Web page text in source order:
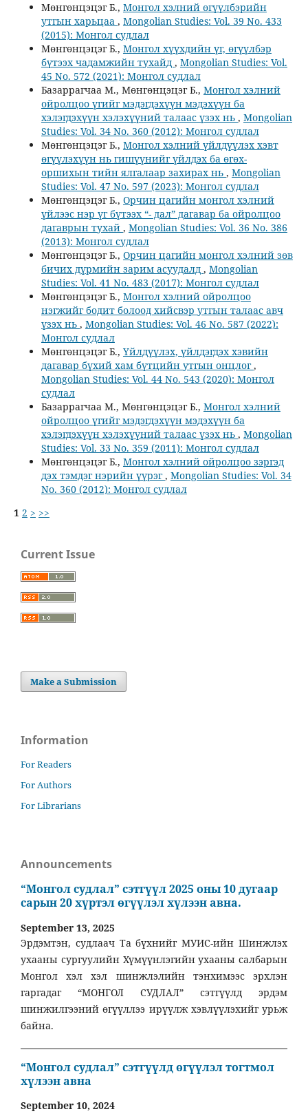
Мөнгөнцэцэг Б., Монгол хэлний өгүүлбэрийн
утгын харьцаа , Mongolian Studies: Vol. 39 No. 433
(2015): Монгол судлал
Мөнгөнцэцэг Б., Монгол хүүхдийн үг, өгүүлбэр
бүтээх чадамжийн тухайд , Mongolian Studies: Vol.
45 No. 572 (2021): Монгол судлал
Базаррагчаа М., Мөнгөнцэцэг Б., Монгол хэлний
ойролцоо үгийг мэдэгдэхүүн мэдэхүүн ба
хэлэгдэхүүн хэлэхүүний талаас үзэх нь , Mongolian
Studies: Vol. 34 No. 360 (2012): Монгол судлал
Мөнгөнцэцэг Б., Монгол хэлний үйлдүүлэх хэвт
өгүүлэхүүн нь гишүүнийг үйлдэх ба өгөх-
оршихын тийн ялгалаар захирах нь , Mongolian
Studies: Vol. 47 No. 597 (2023): Монгол судлал
Мөнгөнцэцэг Б., Орчин цагийн монгол хэлний
үйлээс нэр үг бүтээх “- дал” дагавар ба ойролцоо
дагаврын тухай , Mongolian Studies: Vol. 36 No. 386
(2013): Монгол судлал
Мөнгөнцэцэг Б., Орчин цагийн монгол хэлний зөв
бичих дүрмийн зарим асуудалд , Mongolian
Studies: Vol. 41 No. 483 (2017): Монгол судлал
Мөнгөнцэцэг Б., Монгол хэлний ойролцоо
нэгжийг бодит болоод хийсвэр утгын талаас авч
үзэх нь , Mongolian Studies: Vol. 46 No. 587 (2022):
Монгол судлал
Мөнгөнцэцэг Б., Үйлдүүлэх, үйлдэгдэх хэвийн
дагавар бүхий хам бүтцийн утгын онцлог,
Mongolian Studies: Vol. 44 No. 543 (2020): Монгол
судлал
Базаррагчаа М., Мөнгөнцэцэг Б., Монгол хэлний
ойролцоо үгийг мэдэгдэхүүн мэдэхүүн ба
хэлэгдэхүүн хэлэхүүний талаас үзэх нь , Mongolian
Studies: Vol. 33 No. 359 (2011): Монгол судлал
Мөнгөнцэцэг Б., Монгол хэлний ойролцоо зэргэд
дэх тэмдэг нэрийн үүрэг, Mongolian Studies: Vol. 34
No. 360 (2012): Монгол судлал
1 2 > >>
Current Issue
Make a Submission
Information
For Readers
For Authors
For Librarians
Announcements
“Монгол судлал” сэтгүүл 2025 оны 10 дугаар
сарын 20 хүртэл өгүүлэл хүлээн авна.
September 13, 2025
Эрдэмтэн, судлаач Та бүхнийг МУИС-ийн Шинжлэх
ухааны сургуулийн Хүмүүнлэгийн ухааны салбарын
Монгол хэл хэл шинжлэлийн тэнхимээс эрхлэн
гаргадаг “МОНГОЛ СУДЛАЛ” сэтгүүлд эрдэм
шинжилгээний өгүүллээ ирүүлж хэвлүүлэхийг урьж
байна.
“Монгол судлал” сэтгүүлд өгүүлэл тогтмол
хүлээн авна
September 10, 2024